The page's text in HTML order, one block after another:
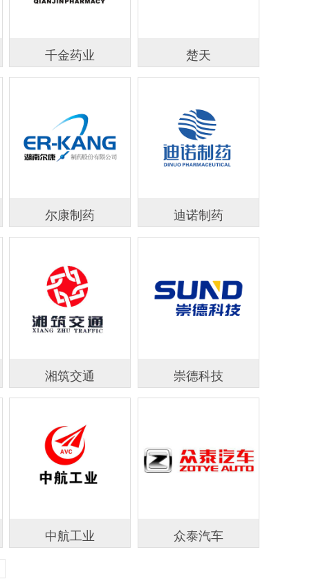
千金药业 楚天
尔康制药 迪诺制药
湘筑交通 崇德科技
中航工业 众泰汽车